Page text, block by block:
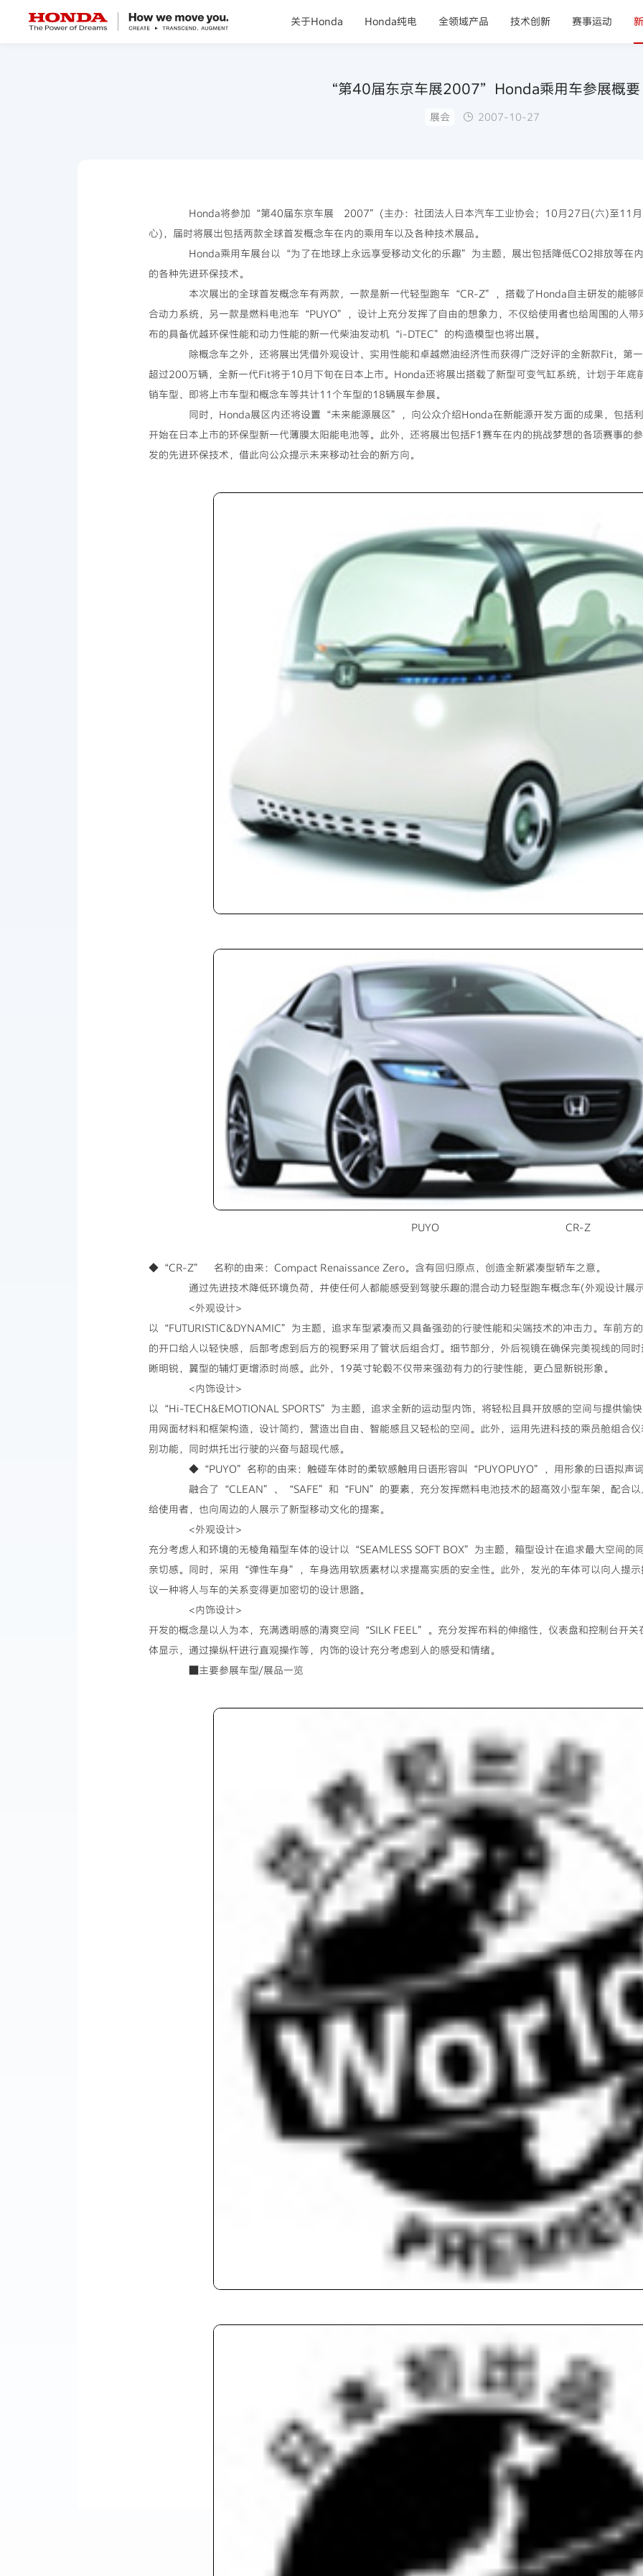
关于Honda Honda纯电 全领域产品 技术创新 赛事运动
“第40届东京车展2007”Honda乘用车参展概要
展会 2007-10-27
Honda将参加“第40届东京车展 2007”(主办：社团法人日本汽车工业协会；10月27日(六)至11月
心)，届时将展出包括两款全球首发概念车在内的乘用车以及各种技术展品。
Honda乘用车展台以“为了在地球上永远享受移动文化的乐趣”为主题，展出包括降低CO2排放等在内
的各种先进环保技术。
本次展出的全球首发概念车有两款，一款是新一代轻型跑车“CR-Z”，搭载了Honda自主研发的能够
合动力系统，另一款是燃料电池车“PUYO”，设计上充分发挥了自由的想象力，不仅给使用者也给周围的人
布的具备优越环保性能和动力性能的新一代柴油发动机“i-DTEC”的构造模型也将出展。
除概念车之外，还将展出凭借外观设计、实用性能和卓越燃油经济性而获得广泛好评的全新款Fit，第
超过200万辆，全新一代Fit将于10月下旬在日本上市。Honda还将展出搭载了新型可变气缸系统，计划于年
销车型、即将上市车型和概念车等共计11个车型的18辆展车参展。
同时，Honda展区内还将设置“未来能源展区”，向公众介绍Honda在新能源开发方面的成果，包括利
开始在日本上市的环保型新一代薄膜太阳能电池等。此外，还将展出包括F1赛车在内的挑战梦想的各项赛事的
发的先进环保技术，借此向公众提示未来移动社会的新方向。
PUYO CR-Z
◆“CR-Z” 名称的由来：Compact Renaissance Zero。含有回归原点，创造全新紧凑型轿车之意。
通过先进技术降低环境负荷，并使任何人都能感受到驾驶乐趣的混合动力轻型跑车概念车(外观设计展
<外观设计>
以“FUTURISTIC&DYNAMIC”为主题，追求车型紧凑而又具备强劲的行驶性能和尖端技术的冲击力。车前方
的开口给人以轻快感，后部考虑到后方的视野采用了管状后组合灯。细节部分，外后视镜在确保完美视线的同
晰明锐，翼型的辅灯更增添时尚感。此外，19英寸轮毂不仅带来强劲有力的行驶性能，更凸显新锐形象。
<内饰设计>
以“Hi-TECH&EMOTIONAL SPORTS”为主题，追求全新的运动型内饰，将轻松且具开放感的空间与提供愉
用网面材料和框架构造，设计简约，营造出自由、智能感且又轻松的空间。此外，运用先进科技的乘员舱组合
别功能，同时烘托出行驶的兴奋与超现代感。
◆“PUYO”名称的由来：触碰车体时的柔软感触用日语形容叫“PUYOPUYO”，用形象的日语拟声词
融合了“CLEAN”、“SAFE”和“FUN”的要素，充分发挥燃料电池技术的超高效小型车架，配合以
给使用者，也向周边的人展示了新型移动文化的提案。
<外观设计>
充分考虑人和环境的无棱角箱型车体的设计以“SEAMLESS SOFT BOX”为主题，箱型设计在追求最大空间的
亲切感。同时，采用“弹性车身”，车身选用软质素材以求提高实质的安全性。此外，发光的车体可以向人提
议一种将人与车的关系变得更加密切的设计思路。
<内饰设计>
开发的概念是以人为本，充满透明感的清爽空间“SILK FEEL”。充分发挥布料的伸缩性，仪表盘和控制台开关
体显示，通过操纵杆进行直观操作等，内饰的设计充分考虑到人的感受和情绪。
■主要参展车型/展品一览